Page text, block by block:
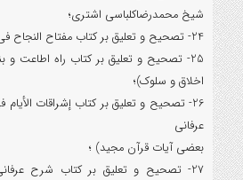
شیخ محمدرضاکلباسی اشتری؛
24- تصحیح و تعلیق بر کتاب مفتاح النجاح فی شرح دعاءالصباح؛
25- تصحیح و تعلیق بر کتاب راه اطاعت و
اخلاق و سلوک)؛
26- تصحیح و تعلیق بر کتاب إشراقات الأيام
عرفانی
بعضی آيات قرآن مجيد) ؛
27- تصحیح و تعلیق بر کتاب شرح